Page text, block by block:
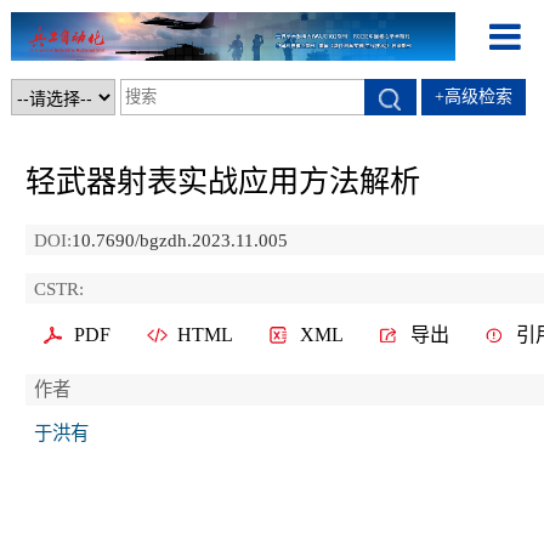
+高级检索
轻武器射表实战应用方法解析
DOI:10.7690/bgzdh.2023.11.005
CSTR:
PDF HTML XML 导出 引
作者
于洪有